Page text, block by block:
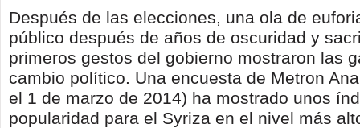
Después de las elecciones, una ola de
público después de años de oscuridad y
primeros gestos del gobierno mostraron las
cambio político. Una encuesta de Metron
el 1 de marzo de 2014) ha mostrado unos
popularidad para el Syriza en el nivel más